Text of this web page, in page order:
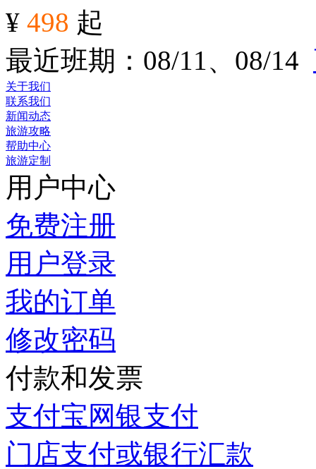
¥ 498 起
最近班期：08/11、08/14
关于我们
联系我们
新闻动态
旅游攻略
帮助中心
旅游定制
用户中心
免费注册
用户登录
我的订单
修改密码
付款和发票
支付宝网银支付
门店支付或银行汇款